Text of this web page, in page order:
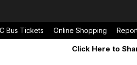
Bus Tickets Online Shopping
Click Here to Share